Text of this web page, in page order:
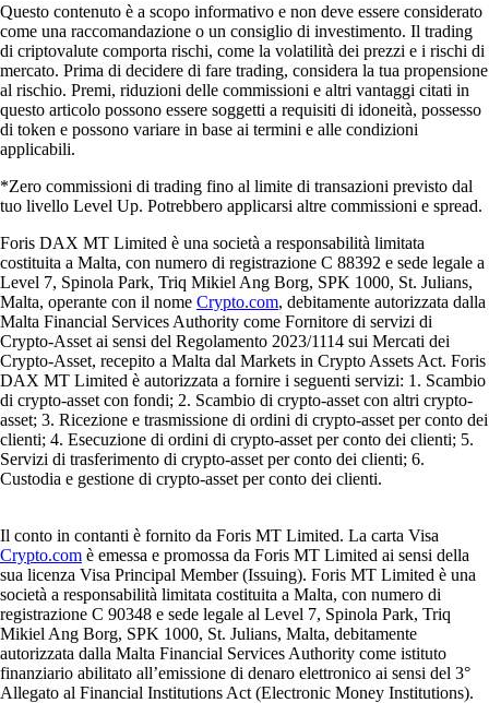
Questo contenuto è a scopo informativo e non deve essere considerato
come una raccomandazione o un consiglio di investimento. Il trading
di criptovalute comporta rischi, come la volatilità dei prezzi e i rischi di
mercato. Prima di decidere di fare trading, considera la tua propensione
al rischio. Premi, riduzioni delle commissioni e altri vantaggi citati in
questo articolo possono essere soggetti a requisiti di idoneità, possesso
di token e possono variare in base ai termini e alle condizioni
applicabili.
*Zero commissioni di trading fino al limite di transazioni previsto dal
tuo livello Level Up. Potrebbero applicarsi altre commissioni e spread.
Foris DAX MT Limited è una società a responsabilità limitata
costituita a Malta, con numero di registrazione C 88392 e sede legale a
Level 7, Spinola Park, Triq Mikiel Ang Borg, SPK 1000, St. Julians,
Malta, operante con il nome Crypto.com, debitamente autorizzata dalla
Malta Financial Services Authority come Fornitore di servizi di
Crypto-Asset ai sensi del Regolamento 2023/1114 sui Mercati dei
Crypto-Asset, recepito a Malta dal Markets in Crypto Assets Act. Foris
DAX MT Limited è autorizzata a fornire i seguenti servizi: 1. Scambio
di crypto-asset con fondi; 2. Scambio di crypto-asset con altri crypto-
asset; 3. Ricezione e trasmissione di ordini di crypto-asset per conto dei
clienti; 4. Esecuzione di ordini di crypto-asset per conto dei clienti; 5.
Servizi di trasferimento di crypto-asset per conto dei clienti; 6.
Custodia e gestione di crypto-asset per conto dei clienti.
Il conto in contanti è fornito da Foris MT Limited. La carta Visa
Crypto.com è emessa e promossa da Foris MT Limited ai sensi della
sua licenza Visa Principal Member (Issuing). Foris MT Limited è una
società a responsabilità limitata costituita a Malta, con numero di
registrazione C 90348 e sede legale al Level 7, Spinola Park, Triq
Mikiel Ang Borg, SPK 1000, St. Julians, Malta, debitamente
autorizzata dalla Malta Financial Services Authority come istituto
finanziario abilitato all’emissione di denaro elettronico ai sensi del 3°
Allegato al Financial Institutions Act (Electronic Money Institutions).